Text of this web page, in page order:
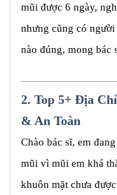
mũi được 6 ngày,
nhưng cũng có
nào đúng, mong bác
2. Top 5+ Địa
& An Toàn
Chào bác sĩ, em
mũi vì mũi em khá
khuôn mặt chưa